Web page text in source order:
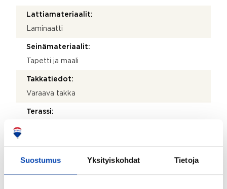
Suostumus Yksityiskohdat Tietoja
Lattiamateriaalit:
Laminaatti
Seinämateriaalit:
Tapetti ja maali
Takkatiedot:
Varaava takka
Terassi:
Katettu terassi.
Kohteen säilytystilat: